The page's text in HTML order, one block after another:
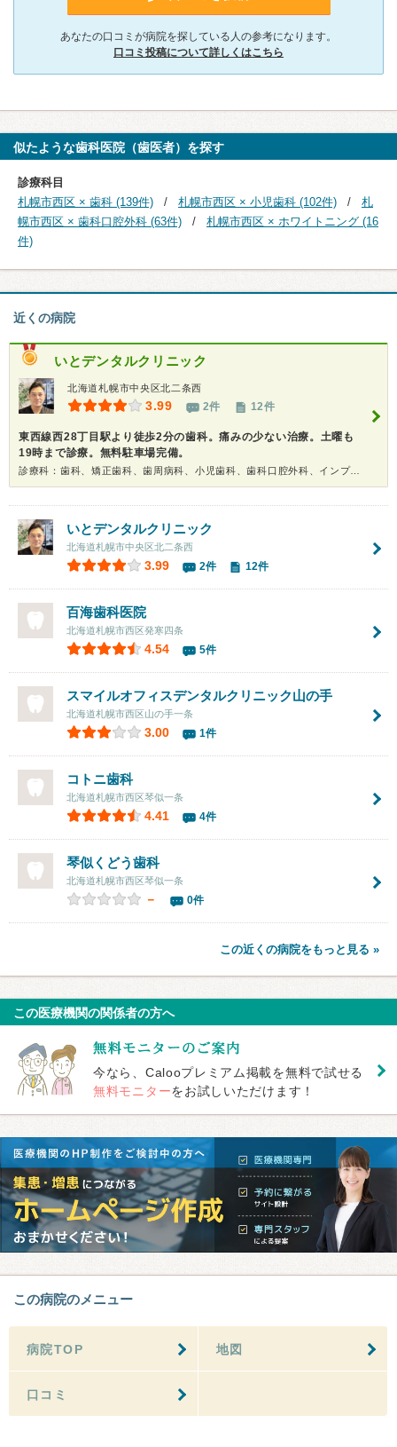
あなたの口コミが病院を探している人の参考になります。
口コミ投稿について詳しくはこちら
似たような歯科医院（歯医者）を探す
診療科目
札幌市西区 × 歯科 (139件)
札幌市西区 × 小児歯科 (102件)
札
幌市西区 × 歯科口腔外科 (63件)
札幌市西区 × ホワイトニング (16
件)
近くの病院
いとデンタルクリニック
北海道札幌市中央区北二条西
3.99 2件 12件
東西線西28丁目駅より徒歩2分の歯科。痛みの少ない治療。土曜も
19時まで診療。無料駐車場完備。
診療科：歯科、矯正歯科、歯周病科、小児歯科、歯科口腔外科、インプラント、ホワイトニング
いとデンタルクリニック
北海道札幌市中央区北二条西
3.99 2件 12件
百海歯科医院
北海道札幌市西区発寒四条
4.54 5件
スマイルオフィスデンタルクリニック山の手
北海道札幌市西区山の手一条
3.00 1件
コトニ歯科
北海道札幌市西区琴似一条
4.41 4件
琴似くどう歯科
北海道札幌市西区琴似一条
－ 0件
この近くの病院をもっと見る »
この医療機関の関係者の方へ
今なら、Calooプレミアム掲載を無料で試せる
無料モニターをお試しいただけます！
この病院のメニュー
病院TOP 地図
口コミ